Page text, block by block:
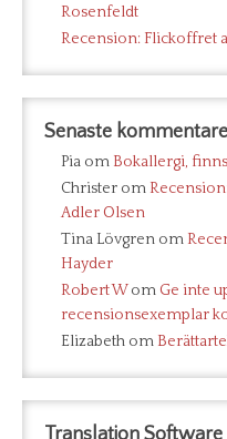
Rosenfeldt
Recension: Flickoffret
Senaste
Pia om Bokallergi,
Christer om
Adler Olsen
Tina Lövgren om
Hayder
Robert Wom Ge inte
recensionsexemplar
Elizabeth om